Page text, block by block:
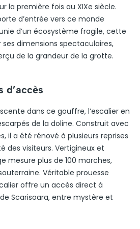
la première fois au XIXe siècle.
d’entrée vers ce monde
d’un écosystème fragile, cette
dimensions spectaculaires,
de la grandeur de la grotte.
d’accès
dans ce gouffre, l’escalier en
de la doline. Construit avec
il a été rénové à plusieurs reprises
des visiteurs. Vertigineux et
mesure plus de 100 marches,
Véritable prouesse
offre un accès direct à
Scarisoara, entre mystère et